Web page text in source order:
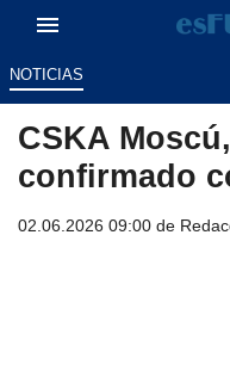
NOTICIAS
CSKA
confirmado
02.06.2026 09:00 de